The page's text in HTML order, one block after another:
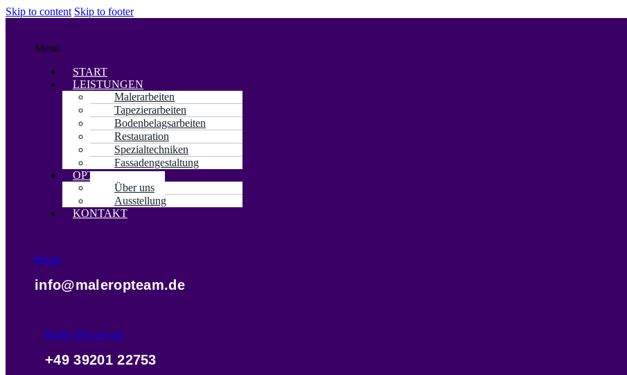
Skip to content Skip to footer
Menü
START
LEISTUNGEN
Malerarbeiten
Tapezierarbeiten
Bodenbelagsarbeiten
Restauration
Spezialtechniken
Fassadengestaltung
OPTEAM
Über uns
Ausstellung
KONTAKT
Email
info@maleropteam.de
Rufen Sie uns an
+49 39201 22753